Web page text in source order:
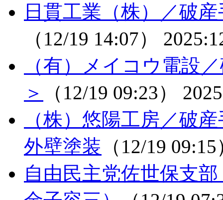
日貫工業（株）／破
（12/19 14:07）
（有）メイコウ電設
＞
（12/19 09:23）
（株）悠陽工房／
外壁塗装 （12/19
自由民主党佐世保